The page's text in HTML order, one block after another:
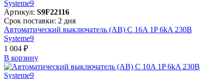
Артикул: S9F22116
Срок поставки: 2 дня
Автоматический выключатель (АВ) C 16A 1P 6kA 230В
Systeme9
1 004 ₽
В корзинy